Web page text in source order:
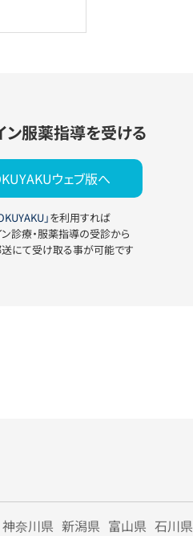
ン服薬指導を受ける
ウェブ版へ
」を利用すれば
ン診療・服薬指導の受診から
にて受け取る事が可能です
神奈川県 新潟県 富山県 石川県